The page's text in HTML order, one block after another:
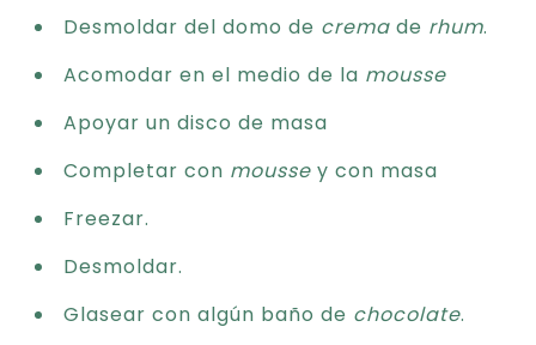
Desmoldar del domo de crema de rhum.
Acomodar en el medio de la mousse
Apoyar un disco de masa
Completar con mousse y con masa
Freezar.
Desmoldar.
Glasear con algún baño de chocolate.